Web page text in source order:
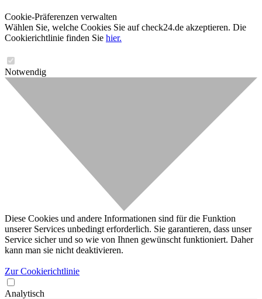
Cookie-Präferenzen verwalten
Wählen Sie, welche Cookies Sie auf check24.de akzeptieren. Die
Cookierichtlinie finden Sie hier.
Notwendig
Diese Cookies und andere Informationen sind für die Funktion
unserer Services unbedingt erforderlich. Sie garantieren, dass unser
Service sicher und so wie von Ihnen gewünscht funktioniert. Daher
kann man sie nicht deaktivieren.
Zur Cookierichtlinie
Analytisch